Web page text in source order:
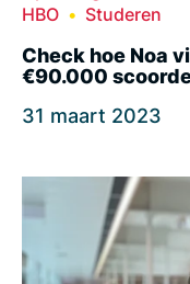
HBO
Studeren
Check hoe Noa
€90.000
31 maart 2023